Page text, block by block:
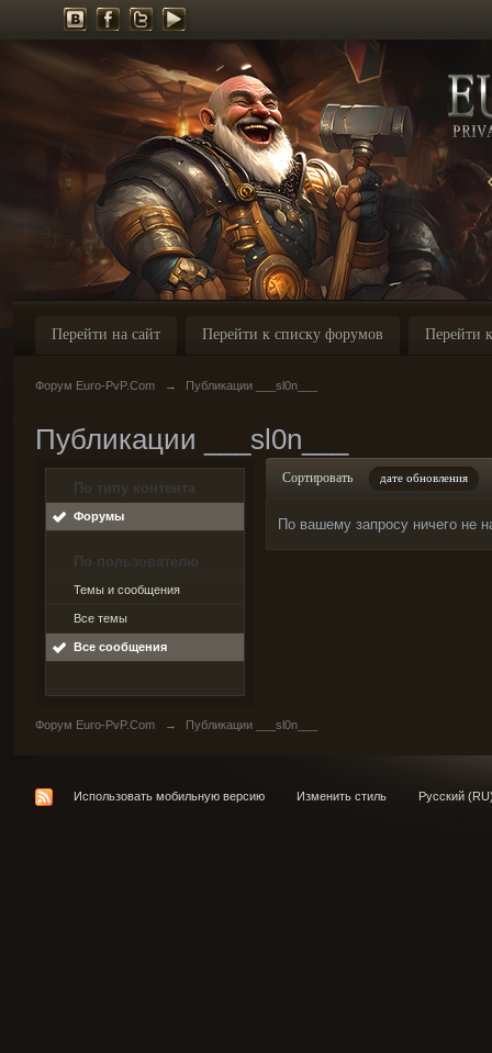
Перейти на сайт Перейти к списку форумов Перейти
Форум Euro-PvP.Com → Публикации ___sl0n___
Публикации ___sl0n___
По типу контента
Форумы
По пользователю
Темы и сообщения
Все темы
Все сообщения
Сортировать дате обновления
По вашему запросу ничего не
Форум Euro-PvP.Com → Публикации ___sl0n___
Использовать мобильную версию Изменить стиль Русский